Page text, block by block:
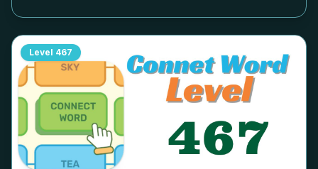
Level 467